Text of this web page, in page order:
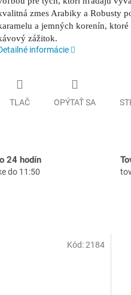
zmes Arabiky a Robusty
a jemných korenín,
zážitok.
informácie
TLAČ OPÝTAŤ SA
24 hodín
do 11:50
Kód:2184